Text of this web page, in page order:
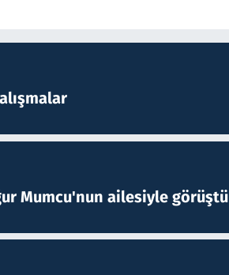
Mumcu'nun ailesiyle görüştü